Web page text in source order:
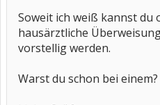
Soweit ich weiß kannst du
hausärztliche
vorstellig werden.
Warst du schon bei einem?